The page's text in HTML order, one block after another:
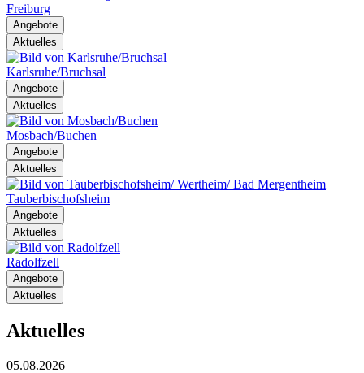
Freiburg
Angebote
Aktuelles
Karlsruhe/Bruchsal
Angebote
Aktuelles
Mosbach/Buchen
Angebote
Aktuelles
Tauberbischofsheim
Angebote
Aktuelles
Radolfzell
Angebote
Aktuelles
Aktuelles
05.08.2026